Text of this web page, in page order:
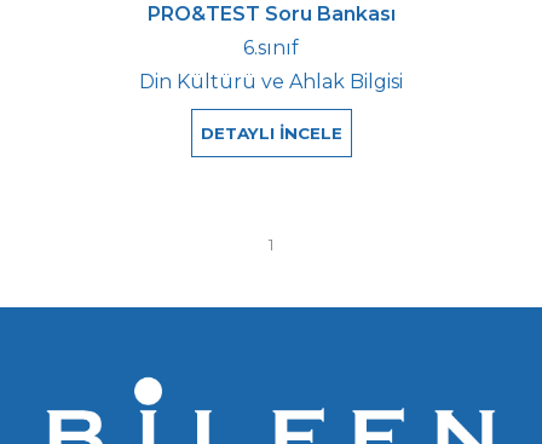
PRO&TEST Soru Bankası
6.sınıf
Din Kültürü ve Ahlak Bilgisi
DETAYLI İNCELE
1